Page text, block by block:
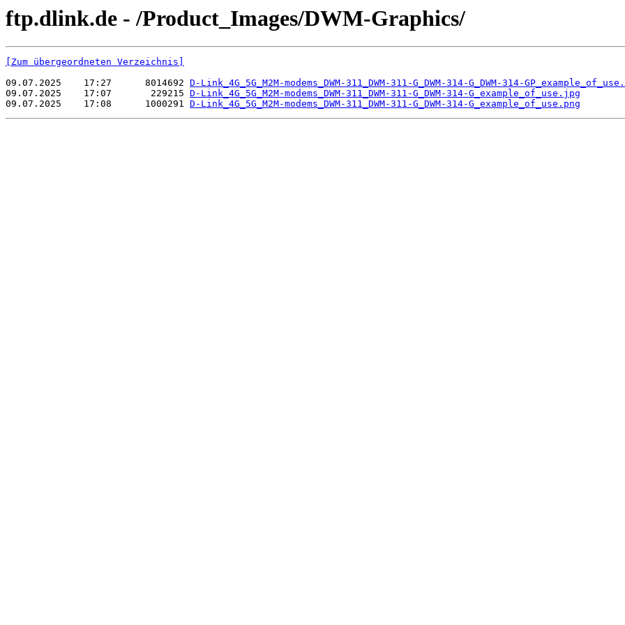
ftp.dlink.de - /Product_Images/DWM-Graphics/
[Zum übergeordneten Verzeichnis]
09.07.2025    17:27      8014692 D-Link_4G_5G_M2M-modems_DWM-311_DWM-311-G_DWM-314-G_DWM-314-
09.07.2025    17:07       229215 D-Link_4G_5G_M2M-modems_DWM-311_DWM-311-G_DWM-314-G_example_of_use.jpg
09.07.2025    17:08      1000291 D-Link_4G_5G_M2M-modems_DWM-311_DWM-311-G_DWM-314-G_example_of_use.png